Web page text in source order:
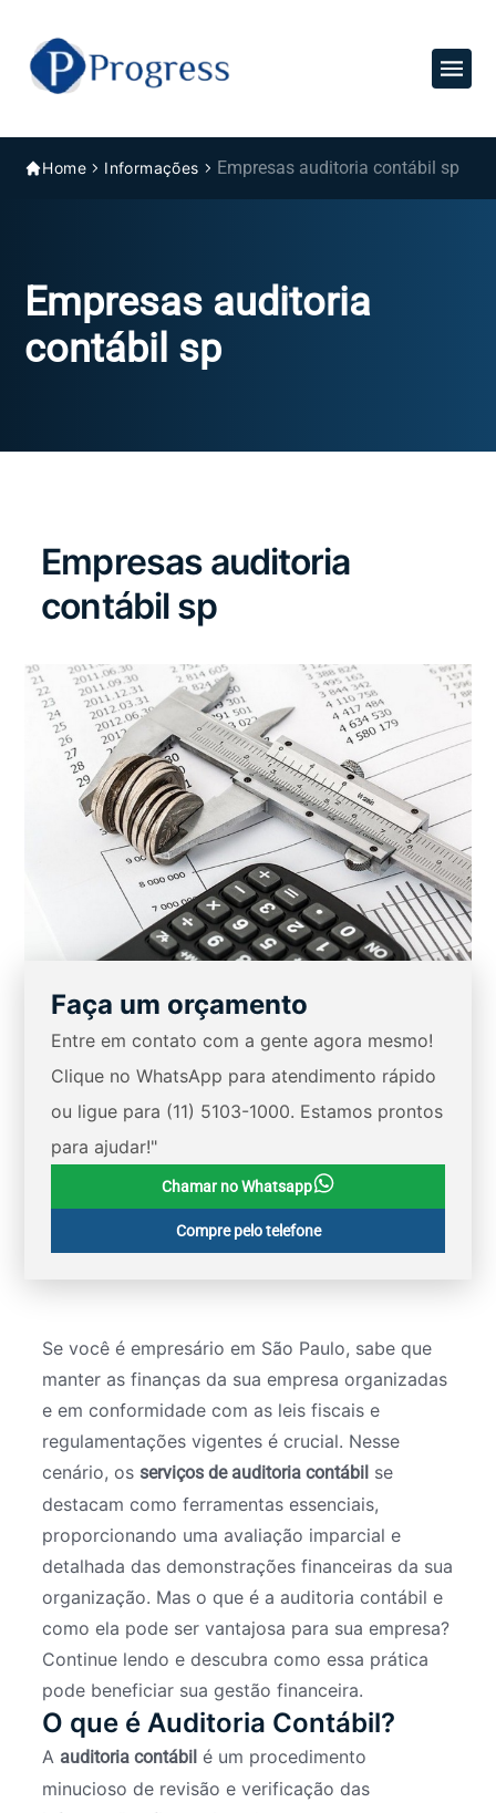
Home Informações Empresas auditoria contábil sp
Empresas auditoria
contábil sp
Empresas auditoria
contábil sp
Faça um orçamento
Entre em contato com a gente agora mesmo!
Clique no WhatsApp para atendimento rápido
ou ligue para (11) 5103-1000. Estamos prontos
para ajudar!"
Chamar no Whatsapp
Compre pelo telefone
Se você é empresário em São Paulo, sabe que
manter as finanças da sua empresa organizadas
e em conformidade com as leis fiscais e
regulamentações vigentes é crucial. Nesse
cenário, os serviços de auditoria contábil se
destacam como ferramentas essenciais,
proporcionando uma avaliação imparcial e
detalhada das demonstrações financeiras da sua
organização. Mas o que é a auditoria contábil e
como ela pode ser vantajosa para sua empresa?
Continue lendo e descubra como essa prática
pode beneficiar sua gestão financeira.
O que é Auditoria Contábil?
A auditoria contábil é um procedimento
minucioso de revisão e verificação das